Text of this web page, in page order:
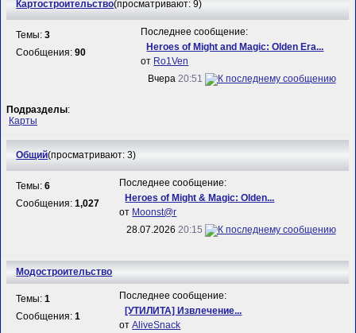
Картостроительство(просматривают: 9)
Темы:3
Сообщения:90
Последнее сообщение:
Heroes of Might and Magic: Olden Era...
от Ro1Ven
Вчера 20:51
Подразделы:
Карты
Общий(просматривают: 3)
Темы:6
Сообщения:1,027
Последнее сообщение:
Heroes of Might & Magic: Olden...
от Mооnst@r
28.07.2026 20:15
Модостроительство
Темы:1
Сообщения:1
Последнее сообщение:
[УТИЛИТА] Извлечение...
отAliveSnack